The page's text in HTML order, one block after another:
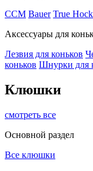
ССМ Bauer True
Аксессуары для
Лезвия для коньков
коньков Шнурки для
Клюшки
смотреть все
Основной раздел
Все клюшки